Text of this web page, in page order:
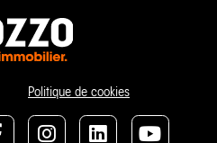
Politique de cookies